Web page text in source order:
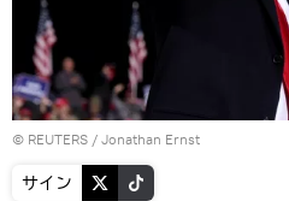
© REUTERS / Jonathan Ernst
サイン